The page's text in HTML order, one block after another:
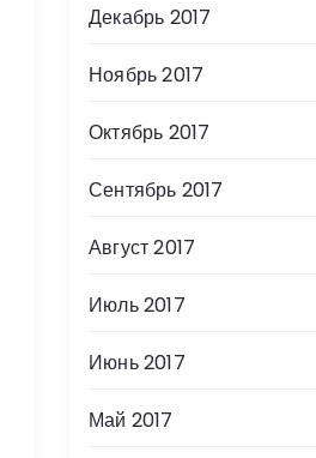
Декабрь 2017
Ноябрь 2017
Октябрь 2017
Сентябрь 2017
Август 2017
Июль 2017
Июнь 2017
Май 2017